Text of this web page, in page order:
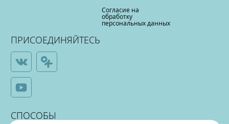
Согласие на
обработку
персональных данных
ПРИСОЕДИНЯЙТЕСЬ
СПОСОБЫ